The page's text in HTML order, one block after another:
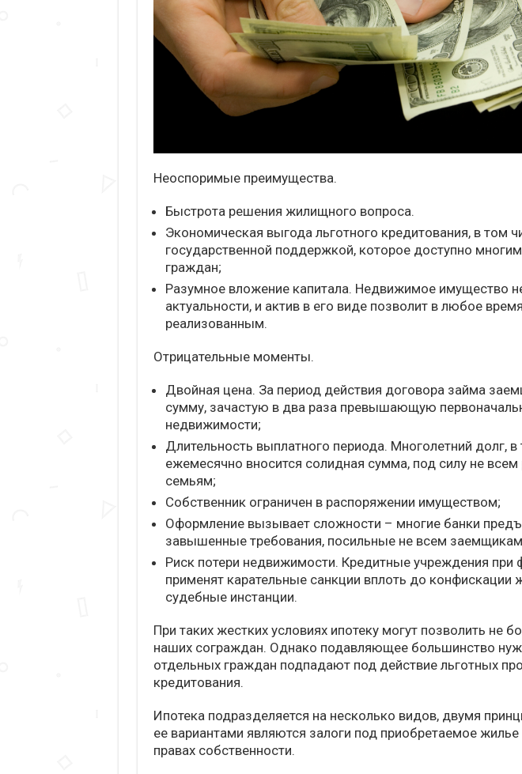
Неоспоримые преимущества.
Быстрота решения жилищного вопроса.
Экономическая выгода льготного кредитования, в том
государственной поддержкой, которое доступно
граждан;
Разумное вложение капитала. Недвижимое имущество
актуальности, и актив в его виде позволит в любое
реализованным.
Отрицательные моменты.
Двойная цена. За период действия договора займа
сумму, зачастую в два раза превышающую
недвижимости;
Длительность выплатного периода. Многолетний долг, в
ежемесячно вносится солидная сумма, под силу не
семьям;
Собственник ограничен в распоряжении имуществом;
Оформление вызывает сложности – многие банки
завышенные требования, посильные не всем
Риск потери недвижимости. Кредитные учреждения
применят карательные санкции вплоть до конфискации
судебные инстанции.
При таких жестких условиях ипотеку могут позволить не
наших сограждан. Однако подавляющее большинство
отдельных граждан подпадают под действие льготных
кредитования.
Ипотека подразделяется на несколько видов, двумя
ее вариантами являются залоги под приобретаемое
правах собственности.